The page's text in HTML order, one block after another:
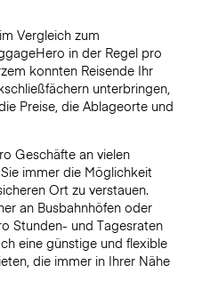
Vergleich zum
in der Regel pro
konnten Reisende Ihr
unterbringen,
Preise, die Ablageorte und
Geschäfte an vielen
immer die Möglichkeit
Ort zu verstauen.
an Busbahnhöfen oder
Stunden- und Tagesraten
eine günstige und flexible
die immer in Ihrer Nähe